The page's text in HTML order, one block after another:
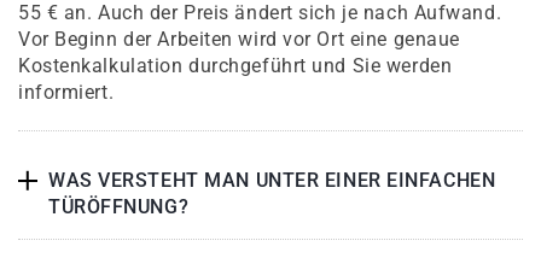
55 € an. Auch der Preis ändert sich je nach Aufwand.
Vor Beginn der Arbeiten wird vor Ort eine genaue
Kostenkalkulation durchgeführt und Sie werden
informiert.
WAS VERSTEHT MAN UNTER EINER EINFACHEN
TÜRÖFFNUNG?